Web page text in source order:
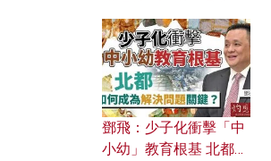
濟為何仍然低迷？
鄧飛：少子化衝擊「中
小幼」教育根基 北都如